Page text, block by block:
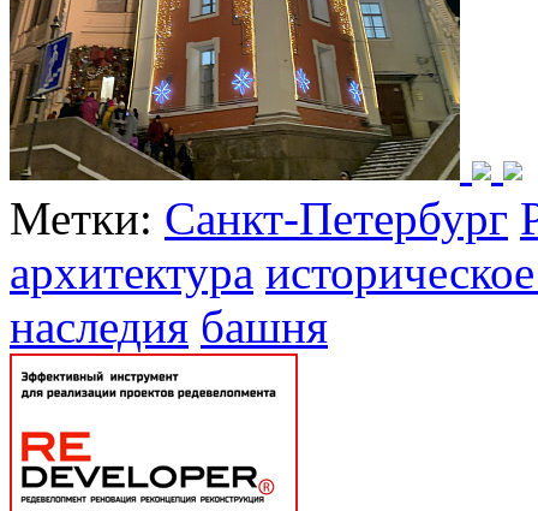
Метки: Санкт-Петербург
архитектура
наследия башня